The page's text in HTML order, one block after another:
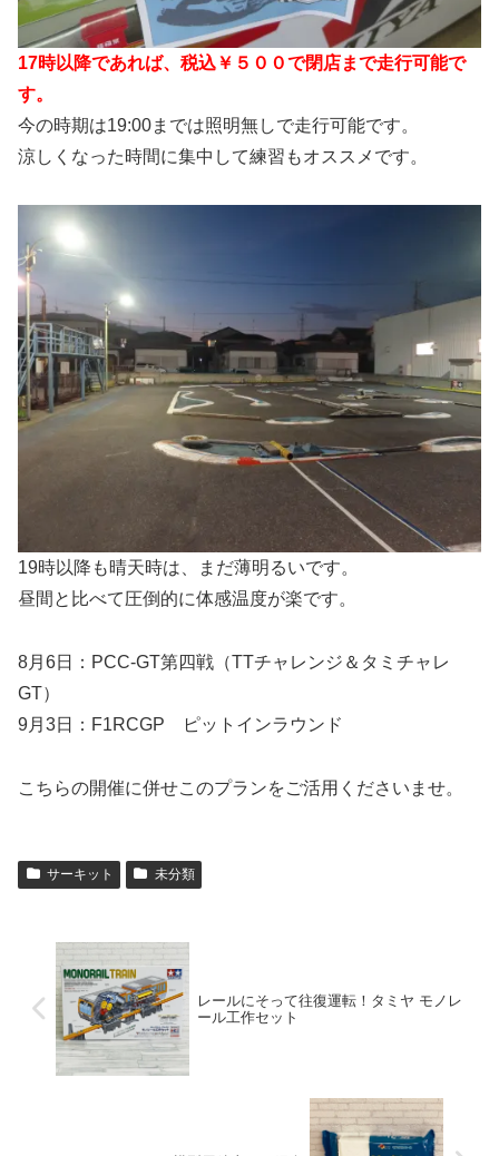
17時以降であれば、税込￥５００で閉店まで走行可能で
す。
今の時期は19:00までは照明無しで走行可能です。
涼しくなった時間に集中して練習もオススメです。
19時以降も晴天時は、まだ薄明るいです。
昼間と比べて圧倒的に体感温度が楽です。
8月6日：PCC-GT第四戦（TTチャレンジ＆タミチャレ
GT）
9月3日：F1RCGP ピットインラウンド
こちらの開催に併せこのプランをご活用くださいませ。
サーキット 未分類
レールにそって往復運転！タミヤ モノレ
ール工作セット